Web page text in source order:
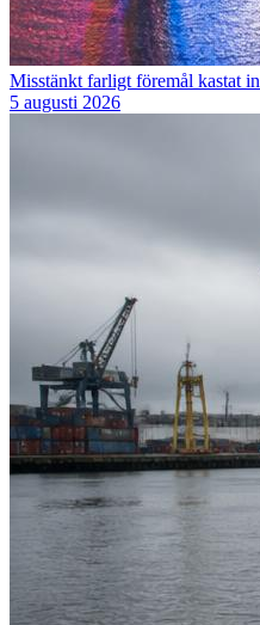
Misstänkt farligt föremål kastat
5 augusti 2026